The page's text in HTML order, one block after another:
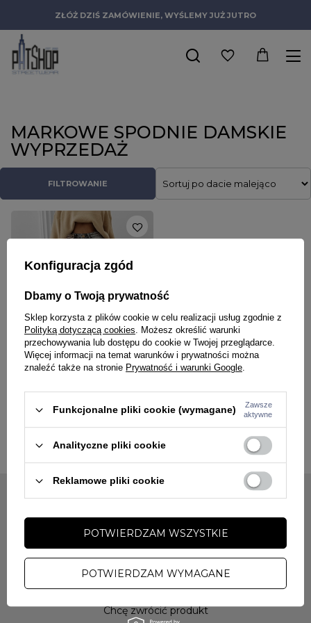
ZŁÓŻ DZIŚ ZAMÓWIENIE, WYŚLEMY JUŻ JUTRO
MARKOWE SPODNIE DAMSKIE
WYPRZEDAŻ
FILTROWANIE
W PROMOCJI
PRZECENA
Spodnie damskie jeans Olavoga
Eliokie szare
MOJE ZAMÓWIENIE
Chcę zareklamować produkt
Chcę zwrócić produkt
Konfiguracja zgód
Dbamy o Twoją prywatność
Sklep korzysta z plików cookie w celu realizacji usług zgodnie z
Polityką dotyczącą cookies. Możesz określić warunki
przechowywania lub dostępu do cookie w Twojej przeglądarce.
Więcej informacji na temat warunków i prywatności można
znaleźć także na stronie Prywatność i warunki Google.
Funkcjonalne pliki cookie (wymagane)
Zawsze
aktywne
Analityczne pliki cookie
Reklamowe pliki cookie
POTWIERDZAM WYMAGANE
POTWIERDZAM WSZYSTKIE